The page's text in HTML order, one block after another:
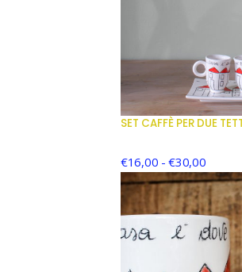
SET CAFFÈ PER DUE
€16,00 - €30,00